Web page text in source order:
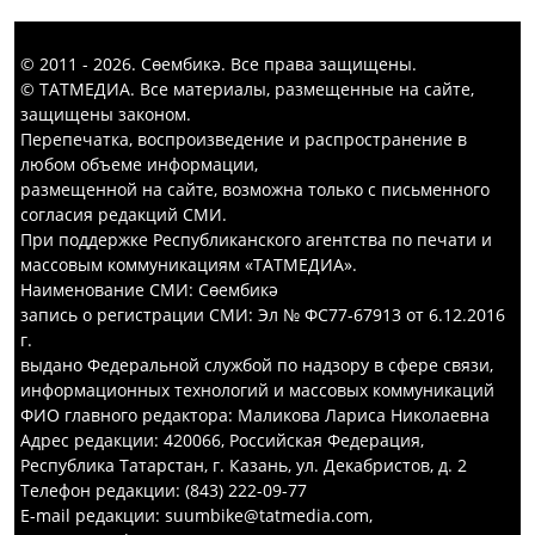
© 2011 - 2026. Сөембикә. Все права защищены.
© ТАТМЕДИА. Все материалы, размещенные на сайте,
защищены законом.
Перепечатка, воспроизведение и распространение в
любом объеме информации,
размещенной на сайте, возможна только с письменного
согласия редакций СМИ.
При поддержке Республиканского агентства по печати и
массовым коммуникациям «ТАТМЕДИА».
Наименование СМИ: Сөембикә
запись о регистрации СМИ: Эл № ФС77-67913 от 6.12.2016
г.
выдано Федеральной службой по надзору в сфере связи,
информационных технологий и массовых коммуникаций
ФИО главного редактора: Маликова Лариса Николаевна
Адрес редакции: 420066, Российская Федерация,
Республика Татарстан, г. Казань, ул. Декабристов, д. 2
Телефон редакции: (843) 222-09-77
E-mail редакции: suumbike@tatmedia.com,